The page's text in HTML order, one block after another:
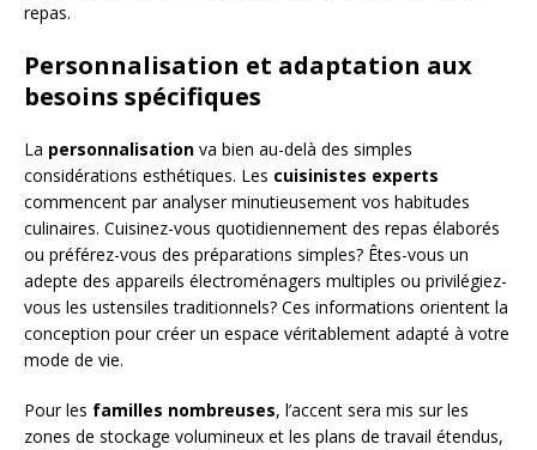
repas.
Personnalisation et adaptation aux
besoins spécifiques
La personnalisation va bien au-delà des simples
considérations esthétiques. Les cuisinistes experts
commencent par analyser minutieusement vos habitudes
culinaires. Cuisinez-vous quotidiennement des repas élaborés
ou préférez-vous des préparations simples? Êtes-vous un
adepte des appareils électroménagers multiples ou privilégiez-
vous les ustensiles traditionnels? Ces informations orientent la
conception pour créer un espace véritablement adapté à votre
mode de vie.
Pour les familles nombreuses, l’accent sera mis sur les
zones de stockage volumineux et les plans de travail étendus,